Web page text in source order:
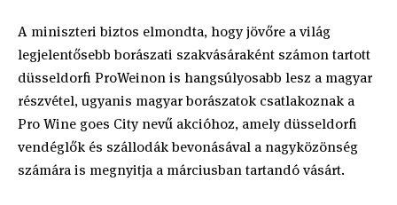
A miniszteri biztos elmondta, hogy jövőre a világ
legjelentősebb borászati szakvásáraként számon tartott
düsseldorfi ProWeinon is hangsúlyosabb lesz a magyar
részvétel, ugyanis magyar borászatok csatlakoznak a
Pro Wine goes City nevű akcióhoz, amely düsseldorfi
vendéglők és szállodák bevonásával a nagyközönség
számára is megnyitja a márciusban tartandó vásárt.